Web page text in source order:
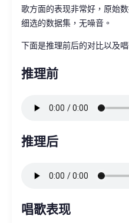
歌方面的表现非常好，原始
细选的数据集，无噪音。
下面是推理前后的对比以及
推理前
推理后
唱歌表现